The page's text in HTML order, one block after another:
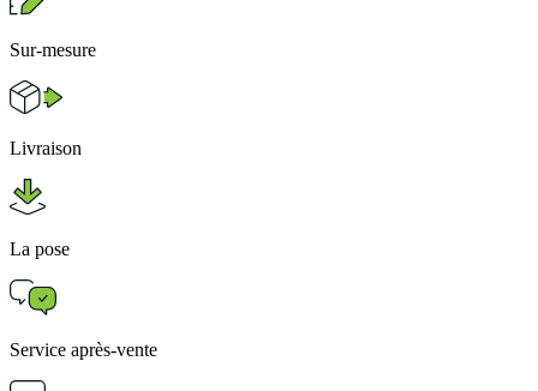
Sur-mesure
Livraison
La pose
Service après-vente